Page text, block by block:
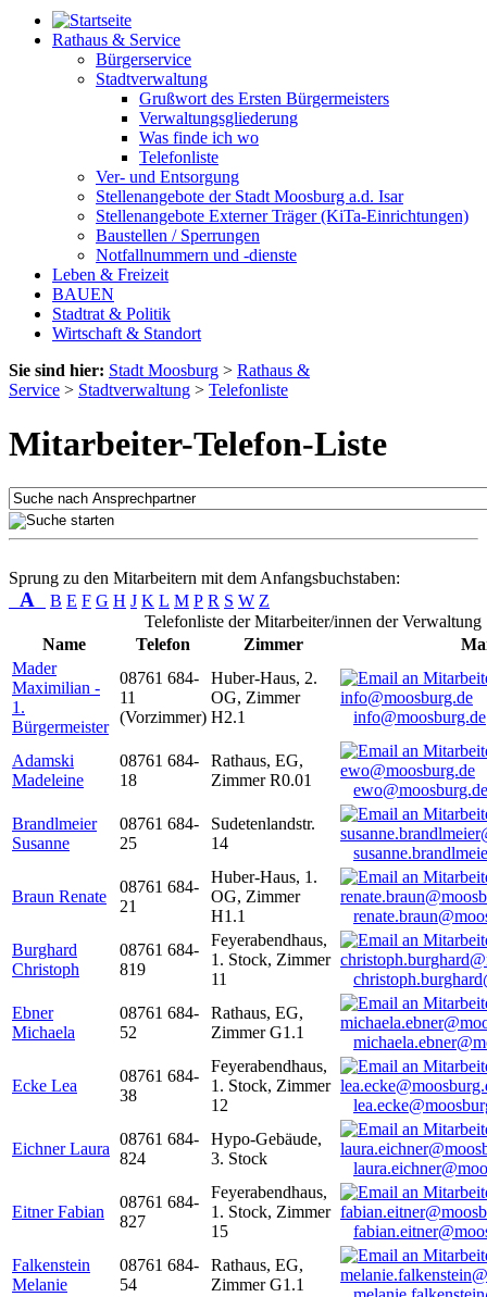
Rathaus & Service
Bürgerservice
Stadtverwaltung
Grußwort des Ersten Bürgermeisters
Verwaltungsgliederung
Was finde ich wo
Telefonliste
Ver- und Entsorgung
Stellenangebote der Stadt Moosburg a.d. Isar
Stellenangebote Externer Träger (KiTa-Einrichtungen)
Baustellen / Sperrungen
Notfallnummern und -dienste
Leben & Freizeit
BAUEN
Stadtrat & Politik
Wirtschaft & Standort
Sie sind hier: Stadt Moosburg > Rathaus &
Service > Stadtverwaltung > Telefonliste
Mitarbeiter-Telefon-Liste
Sprung zu den Mitarbeitern mit dem Anfangsbuchstaben:
A B E F G H J K L M P R S W Z
Telefonliste der Mitarbeiter/innen der Verwaltung
Name
Telefon Zimmer
Mader
Maximilian -
1.
Bürgermeister
08761 684-
11
(Vorzimmer)
Huber-Haus, 2.
OG, Zimmer
H2.1
info@moosburg.de
Adamski
Madeleine
08761 684-
18
Rathaus, EG,
Zimmer R0.01
ewo@moosburg.de
Brandlmeier
Susanne
08761 684-
25
Sudetenlandstr.
14
Braun Renate
08761 684-
21
Huber-Haus, 1.
OG, Zimmer
H1.1
Burghard
Christoph
08761 684-
819
Feyerabendhaus,
1. Stock, Zimmer
11
Ebner
Michaela
08761 684-
52
Rathaus, EG,
Zimmer G1.1
Ecke Lea
08761 684-
38
Feyerabendhaus,
1. Stock, Zimmer
12
Eichner Laura
08761 684-
824
Hypo-Gebäude,
3. Stock
Eitner Fabian
08761 684-
827
Feyerabendhaus,
1. Stock, Zimmer
15
Falkenstein
Melanie
08761 684-
54
Rathaus, EG,
Zimmer G1.1